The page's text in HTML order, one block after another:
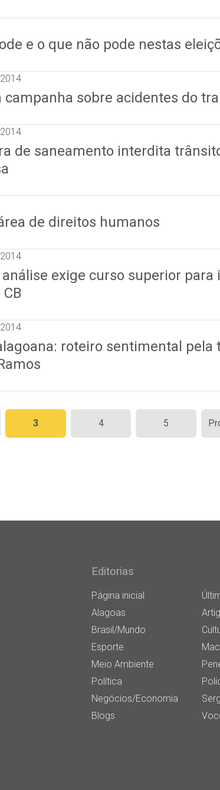
e o que não pode nestas
campanha sobre acidentes do
de saneamento interdita
de direitos humanos
exige curso superior para
roteiro sentimental pela
3 4 5
Editorias
Página inicial
Alagoas
Brasil/Mundo
Esporte
Meio Ambiente
Política
Negócios/Economia
Blogs